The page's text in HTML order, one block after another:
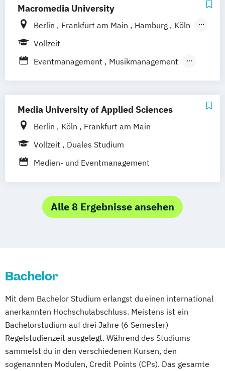
Münster Stuttgart Aachen
deutschlandweit
Bonn
Macromedia University
Berlin Frankfurt am Main Hamburg
Köln
Leipzig
Vollzeit
Eventmanagement
Musikmanagement
Media University of Applied Sciences
Berlin Köln
Frankfurt am Main
Vollzeit
Duales Studium
Medien- und Eventmanagement
Alle 8 Ergebnisse ansehen
Bachelor
Mit dem Bachelor Studium erlangst du einen international
anerkannten Hochschulabschluss. Meistens ist ein
Bachelorstudium auf drei Jahre (6 Semester)
Regelstudienzeit ausgelegt. Während des Studiums
sammelst du in den verschiedenen Kursen, den
sogenannten Modulen, Credit Points (CPs). Das gesamte